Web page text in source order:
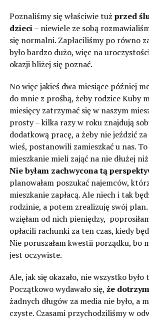
Poznaliśmy się właściwie tuż przed
dzieci– niewiele ze sobą
się normalni. Zapłaciliśmy po równo
było bardzo dużo, więc na
okazji bliżej się poznać.
No więc jakieś dwa miesiące później
do mnie z prośbą, żeby rodzice Kuby
miesięcy zatrzymać się w naszym
prosty – kilka razy w roku znajdują
dodatkową pracę, a żeby nie jeździć
wieś, postanowili zamieszkać u nas.
mieszkanie mieli zająć na nie dłużej
Nie byłam zachwycona tą
planowałam poszukać najemców,
mieszkanie zapłacą. Ale niech i tak
rodzinie, a potem zrealizuję swój
wzięłam od nich pieniędzy,
opłacili rachunki za ten czas, kiedy
Nie poruszałam kwestii porządku, bo
jest oczywiste.
Ale, jak się okazało, nie wszystko
Początkowo wydawało się, że
żadnych długów za media nie było, a
czyste. Czasami przychodziliśmy w